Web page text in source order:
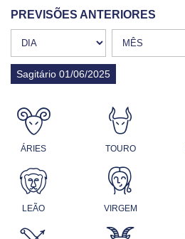
PREVISÕES ANTERIORES
Sagitário 01/06/2025
ÁRIES TOURO
LEÃO VIRGEM